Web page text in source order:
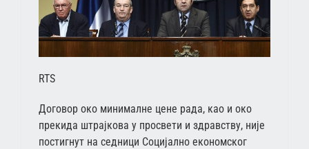
RTS
Договор око минималне цене рада, као и око
прекида штрајкова у просвети и здравству, није
постигнут на седници Социјално економског